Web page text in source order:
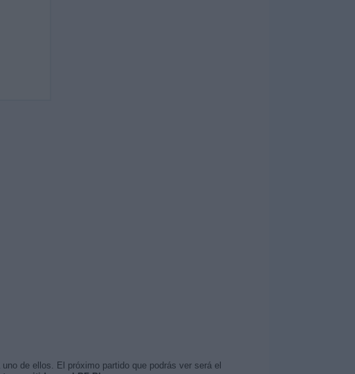
de ellos. El próximo partido que podrás ver será el